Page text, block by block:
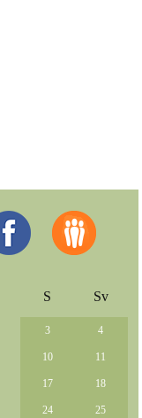
S Sv
3 4
10 11
17 18
24 25